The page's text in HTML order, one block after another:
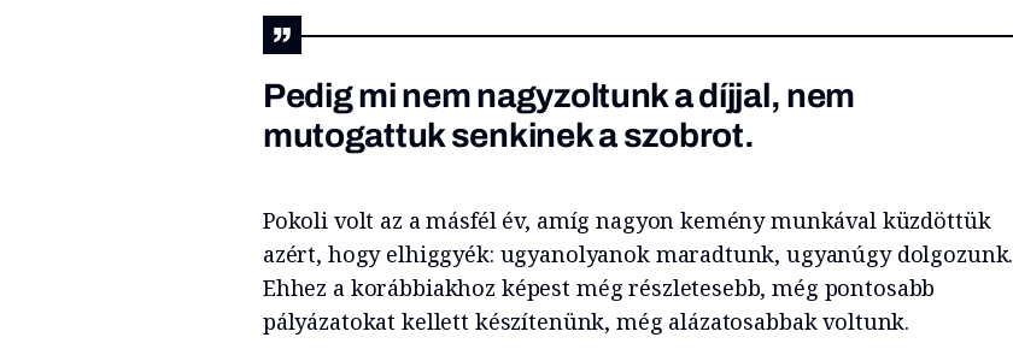
Pedig mi nem nagyzoltunk a díjjal, nem
mutogattuk senkinek a szobrot.
Pokoli volt az a másfél év, amíg nagyon kemény munkával küzdöttük
azért, hogy elhiggyék: ugyanolyanok maradtunk, ugyanúgy dolgozunk.
Ehhez a korábbiakhoz képest még részletesebb, még pontosabb
pályázatokat kellett készítenünk, még alázatosabbak voltunk.